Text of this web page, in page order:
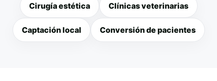
Cirugía estética Clínicas veterinarias
Captación local Conversión de pacientes